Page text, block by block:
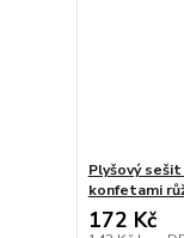
Plyšový
konfetami
172 Kč